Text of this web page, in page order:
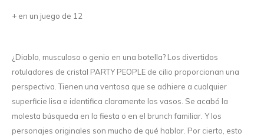
+ en un juego de 12
¿Diablo, musculoso o genio en una botella? Los divertidos
rotuladores de cristal PARTY PEOPLE de cilio proporcionan una
perspectiva. Tienen una ventosa que se adhiere a cualquier
superficie lisa e identifica claramente los vasos. Se acabó la
molesta búsqueda en la fiesta o en el brunch familiar. Y los
personajes originales son mucho de qué hablar. Por cierto, esto